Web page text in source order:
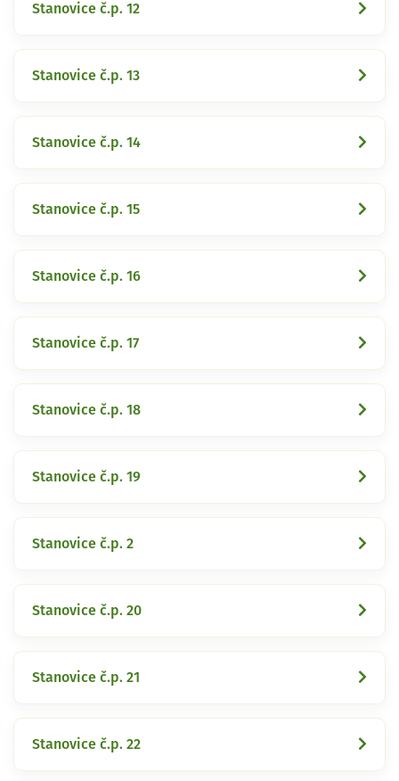
Stanovice č.p. 12
Stanovice č.p. 13
Stanovice č.p. 14
Stanovice č.p. 15
Stanovice č.p. 16
Stanovice č.p. 17
Stanovice č.p. 18
Stanovice č.p. 19
Stanovice č.p. 2
Stanovice č.p. 20
Stanovice č.p. 21
Stanovice č.p. 22